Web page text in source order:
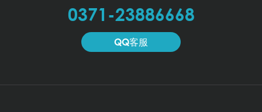
0371-23886668
QQ客服